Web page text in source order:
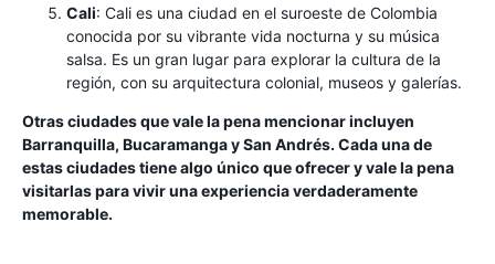
Cali: Cali es una ciudad en el suroeste de Colombia
conocida por su vibrante vida nocturna y su música
salsa. Es un gran lugar para explorar la cultura de la
región, con su arquitectura colonial, museos y galerías.
Otras ciudades que vale la pena mencionar incluyen
Barranquilla, Bucaramanga y San Andrés. Cada una de
estas ciudades tiene algo único que ofrecer y vale la pena
visitarlas para vivir una experiencia verdaderamente
memorable.